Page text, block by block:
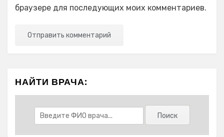
браузере для последующих моих комментариев.
НАЙТИ ВРАЧА: